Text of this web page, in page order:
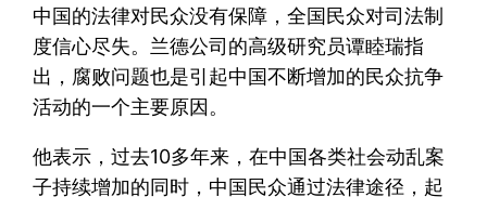
中国的法律对民众没有保障，全国民众对司法制
度信心尽失。兰德公司的高级研究员谭睦瑞指
出，腐败问题也是引起中国不断增加的民众抗争
活动的一个主要原因。
他表示，过去10多年来，在中国各类社会动乱案
子持续增加的同时，中国民众通过法律途径，起